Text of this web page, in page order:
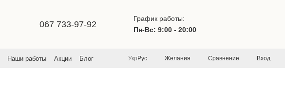
067 733-97-92
График работы:
Пн-Вс: 9:00 - 20:00
Наши работы Акции
Блог
Укр Рус Желания Сравнение Вход